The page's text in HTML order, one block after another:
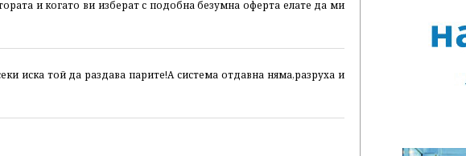
и когато ви изберат с подобна безумна оферта елате да ми
иска той да раздава парите!А система отдавна няма,разруха и